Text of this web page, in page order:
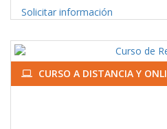
Solicitar información
CURSO A DISTANCIA Y